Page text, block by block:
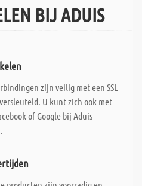
BIJ ADUIS
zijn veilig met een SSL
U kunt zich ook met
of Google bij Aduis